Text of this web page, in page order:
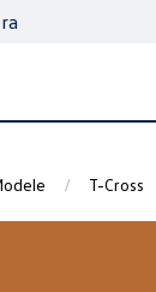
T-Cross
i sortowanie